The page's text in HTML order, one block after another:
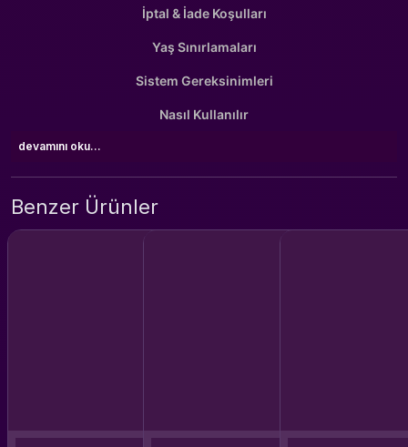
İptal & İade Koşulları
Yaş Sınırlamaları
Sistem Gereksinimleri
Nasıl Kullanılır
devamını oku...
Benzer Ürünler